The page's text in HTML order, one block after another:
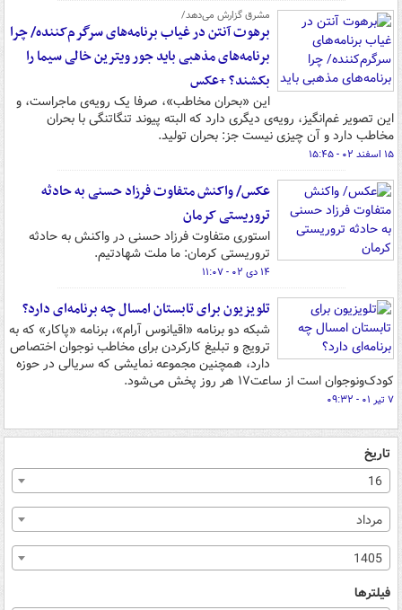
مشرق گزارش می‌دهد/
برهوت آنتن در غیاب برنامه‌های سرگرم‌کننده/ چرا
برنامه‌های مذهبی باید جور ویترین خالی سیما را
بکشند؟ +عکس
این «بحران مخاطب»، صرفا یک رویه‌ی ماجراست، و
این تصویر غم‌انگیز، رویه‌ی دیگری دارد که البته پیوند تنگاتنگی با بحران
مخاطب دارد و آن چیزی نیست جز: بحران تولید.
۱۵ اسفند ۰۲ - ۱۵:۴۵
عکس/ واکنش متفاوت فرزاد حسنی به حادثه
تروریستی کرمان
استوری متفاوت فرزاد حسنی در واکنش به حادثه
تروریستی کرمان: ما ملت شهادتیم.
۱۴ دی ۰۲ - ۱۱:۰۷
تلویزیون برای تابستان امسال چه برنامه‌ای دارد؟
شبکه دو برنامه «اقیانوس آرام»، برنامه «پاکار» که به
ترویج و تبلیغ کارکردن برای مخاطب نوجوان اختصاص
دارد، همچنین مجموعه نمایشی که سریالی در حوزه
کودک‌ونوجوان است از ساعت۱۷ هر روز پخش می‌شود.
۷ تیر ۰۱ - ۰۹:۳۲
تاریخ
16
مرداد
1405
فیلترها